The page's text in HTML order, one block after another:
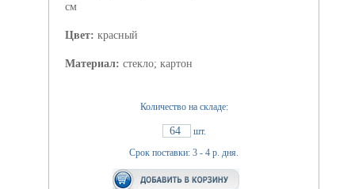
см
Цвет: красный
Материал: стекло; картон
Количество на складе:
64
шт.
Срок поставки: 3 - 4 р. дня.